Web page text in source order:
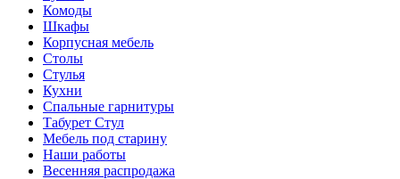
Комоды
Шкафы
Корпусная мебель
Столы
Стулья
Кухни
Спальные гарнитуры
Табурет Стул
Мебель под старину
Наши работы
Весенняя распродажа